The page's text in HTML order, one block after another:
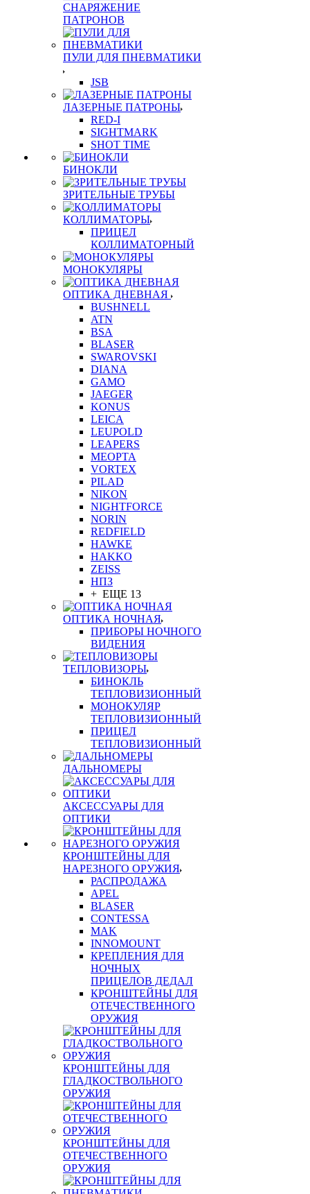
СНАРЯЖЕНИЕ
ПАТРОНОВ
ПУЛИ ДЛЯ ПНЕВМАТИКИ
JSB
ЛАЗЕРНЫЕ ПАТРОНЫ
RED-I
SIGHTMARK
SHOT TIME
БИНОКЛИ
ЗРИТЕЛЬНЫЕ ТРУБЫ
КОЛЛИМАТОРЫ
ПРИЦЕЛ
КОЛЛИМАТОРНЫЙ
МОНОКУЛЯРЫ
ОПТИКА ДНЕВНАЯ
BUSHNELL
ATN
BSA
BLASER
SWAROVSKI
DIANA
GAMO
JAEGER
KONUS
LEICA
LEUPOLD
LEAPERS
MEOPTA
VORTEX
PILAD
NIKON
NIGHTFORCE
NORIN
REDFIELD
HAWKE
HAKKO
ZEISS
НПЗ
+ ЕЩЕ 13
ОПТИКА НОЧНАЯ
ПРИБОРЫ НОЧНОГО
ВИДЕНИЯ
ТЕПЛОВИЗОРЫ
БИНОКЛЬ
ТЕПЛОВИЗИОННЫЙ
МОНОКУЛЯР
ТЕПЛОВИЗИОННЫЙ
ПРИЦЕЛ
ТЕПЛОВИЗИОННЫЙ
ДАЛЬНОМЕРЫ
АКСЕССУАРЫ ДЛЯ
ОПТИКИ
КРОНШТЕЙНЫ ДЛЯ
НАРЕЗНОГО ОРУЖИЯ
РАСПРОДАЖА
APEL
BLASER
CONTESSA
MAK
INNOMOUNT
КРЕПЛЕНИЯ ДЛЯ
НОЧНЫХ
ПРИЦЕЛОВ ДЕДАЛ
КРОНШТЕЙНЫ ДЛЯ
ОТЕЧЕСТВЕННОГО
ОРУЖИЯ
КРОНШТЕЙНЫ ДЛЯ
ГЛАДКОСТВОЛЬНОГО
ОРУЖИЯ
КРОНШТЕЙНЫ ДЛЯ
ОТЕЧЕСТВЕННОГО
ОРУЖИЯ